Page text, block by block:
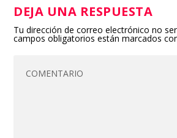
DEJA UNA RESPUESTA
Tu dirección de correo electrónico no
campos obligatorios están marcados